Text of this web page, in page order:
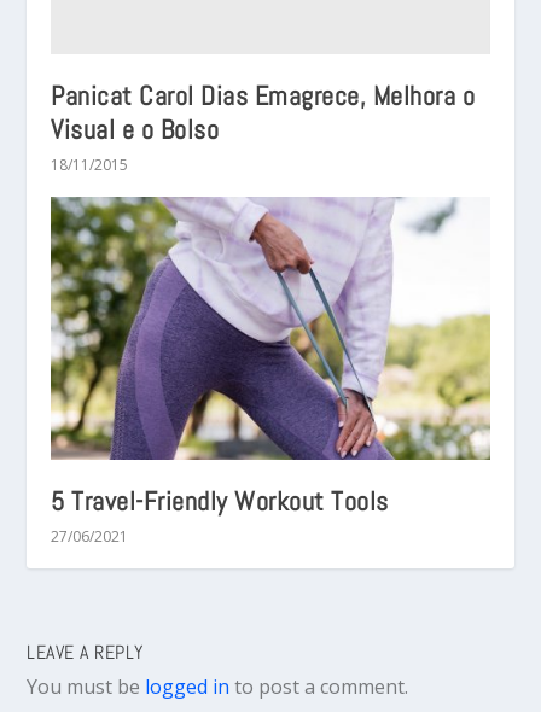
Panicat Carol Dias Emagrece, Melhora o
Visual e o Bolso
18/11/2015
5 Travel-Friendly Workout Tools
27/06/2021
LEAVE A REPLY
You must be logged in to post a comment.